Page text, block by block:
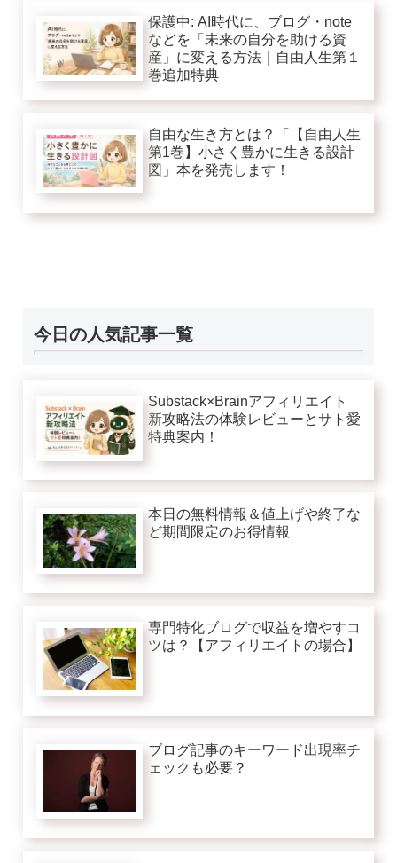
保護中: AI時代に、ブログ・note
などを「未来の自分を助ける資
産」に変える方法｜自由人生第１
巻追加特典
自由な生き方とは？「【自由人生
第1巻】小さく豊かに生きる設計
図」本を発売します！
今日の人気記事一覧
Substack×Brainアフィリエイト
新攻略法の体験レビューとサト愛
特典案内！
本日の無料情報＆値上げや終了な
ど期間限定のお得情報
専門特化ブログで収益を増やすコ
ツは？【アフィリエイトの場合】
ブログ記事のキーワード出現率チ
ェックも必要？